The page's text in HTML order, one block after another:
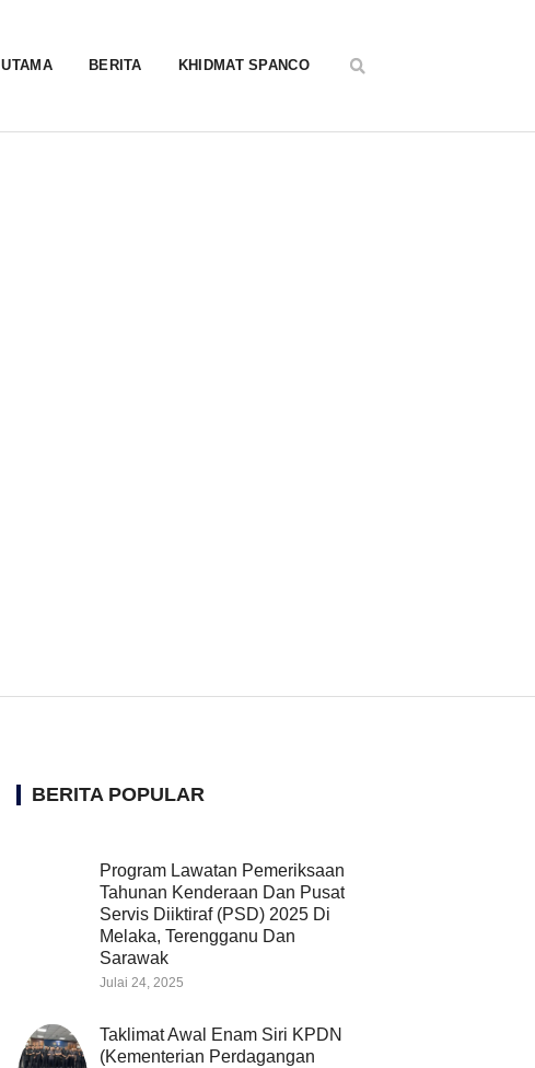
UTAMA BERITA KHIDMAT SPANCO
BERITA POPULAR
Program Lawatan Pemeriksaan
Tahunan Kenderaan Dan Pusat
Servis Diiktiraf (PSD) 2025 Di
Melaka, Terengganu Dan
Sarawak
Julai 24, 2025
Taklimat Awal Enam Siri KPDN
(Kementerian Perdagangan